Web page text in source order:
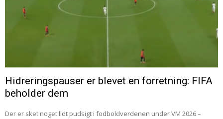
Hidreringspauser er blevet en forretning: FIFA
beholder dem
Der er sket noget lidt pudsigt i fodboldverdenen under VM 2026 –